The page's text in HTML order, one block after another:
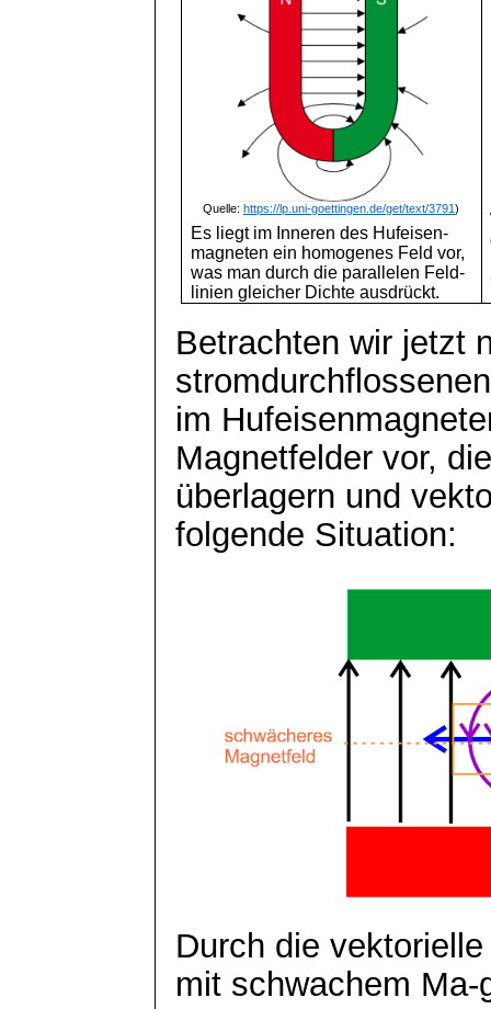
Quelle: https://lp.uni-goettingen.de/get/text/3791)
Es liegt im Inneren des Hufeisen-
magneten ein homogenes Feld vor,
was man durch die parallelen Feld-
linien gleicher Dichte ausdrückt.
Betrachten wir jetzt
im
Magnetfelder vor,
überlagern und
folgende Situation:
Durch die
mit schwachem Ma-